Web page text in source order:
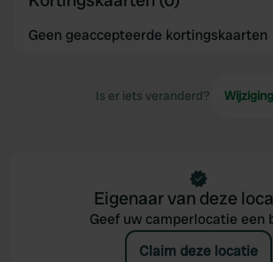
Geen geaccepteerde kortingskaarten
Is er iets veranderd?
Eigenaar van deze
Geef uw camperlocatie een
Claim deze locatie